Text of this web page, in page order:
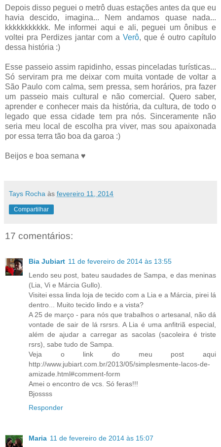
Depois disso peguei o metrô duas estações antes da que eu
havia descido, imagina... Nem andamos quase nada...
kkkkkkkkkkk. Me informei aqui e ali, peguei um ônibus e
voltei pra Perdizes jantar com a Verô, que é outro capítulo
dessa história :)
Esse passeio assim rapidinho, essas pinceladas turísticas...
Só serviram pra me deixar com muita vontade de voltar a
São Paulo com calma, sem pressa, sem horários, pra fazer
um passeio mais cultural e não comercial. Quero saber,
aprender e conhecer mais da história, da cultura, de todo o
legado que essa cidade tem pra nós. Sinceramente não
seria meu local de escolha pra viver, mas sou apaixonada
por essa terra tão boa da garoa :)
Beijos e boa semana ♥
Tays Rocha às fevereiro 11, 2014
Compartilhar
17 comentários:
Bia Jubiart 11 de fevereiro de 2014 às 13:55
Lendo seu post, bateu saudades de Sampa, e das meninas
(Lia, Vi e Márcia Gullo).
Visitei essa linda loja de tecido com a Lia e a Márcia, pirei lá
dentro... Muito tecido lindo e a vista?
A 25 de março - para nós que trabalhos o artesanal, não dá
vontade de sair de lá rsrsrs. A Lia é uma anfitriã especial,
além de ajudar a carregar as sacolas (sacoleira é triste
rsrs), sabe tudo de Sampa.
Veja o link do meu post aqui
http://www.jubiart.com.br/2013/05/simplesmente-lacos-de-
amizade.html#comment-form
Amei o encontro de vcs. Só feras!!!
Bjossss
Responder
Maria 11 de fevereiro de 2014 às 15:07